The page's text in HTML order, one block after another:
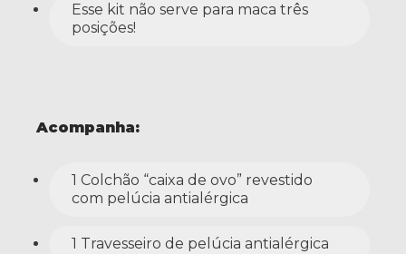
Esse kit não serve para maca três
posições!
Acompanha:
1 Colchão “caixa de ovo” revestido
com pelúcia antialérgica
1 Travesseiro de pelúcia antialérgica